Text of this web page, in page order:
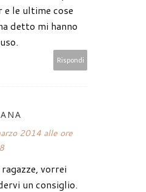
e le ultime cose
detto mi hanno
Rispondi
2014 alle ore
ragazze, vorrei
un consiglio.